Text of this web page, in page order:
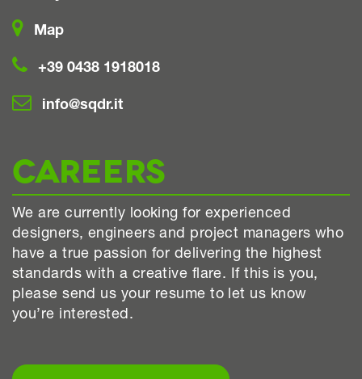
Map
+39 0438 1918018
info@sqdr.it
CAREERS
We are currently looking for experienced
designers, engineers and project managers who
have a true passion for delivering the highest
standards with a creative flare. If this is you,
please send us your resume to let us know
you’re interested.